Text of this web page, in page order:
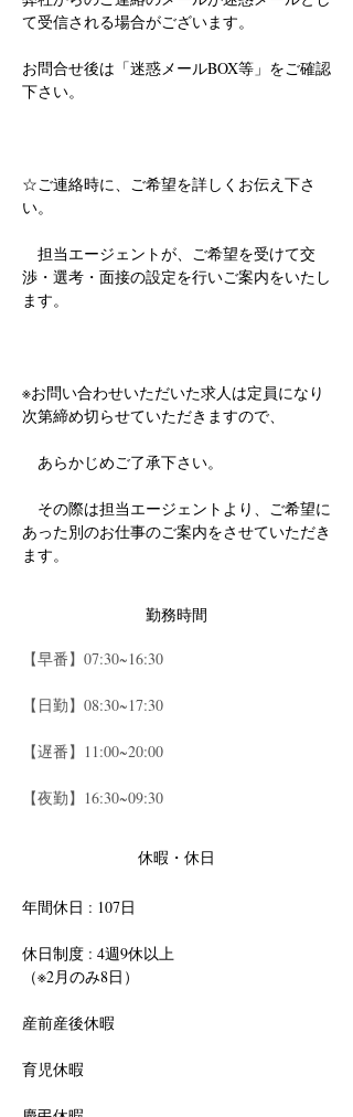
て受信される場合がございます。
お問合せ後は「迷惑メールBOX等」をご確認
下さい。
☆ご連絡時に、ご希望を詳しくお伝え下さ
い。
担当エージェントが、ご希望を受けて交
渉・選考・面接の設定を行いご案内をいたし
ます。
※お問い合わせいただいた求人は定員になり
次第締め切らせていただきますので、
あらかじめご了承下さい。
その際は担当エージェントより、ご希望に
あった別のお仕事のご案内をさせていただき
ます。
勤務時間
【早番】07:30~16:30
【日勤】08:30~17:30
【遅番】11:00~20:00
【夜勤】16:30~09:30
休暇・休日
年間休日 : 107日
休日制度 : 4週9休以上
（※2月のみ8日）
産前産後休暇
育児休暇